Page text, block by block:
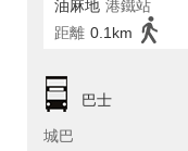
油麻地 港鐵站
距離 0.1km
巴士
城巴